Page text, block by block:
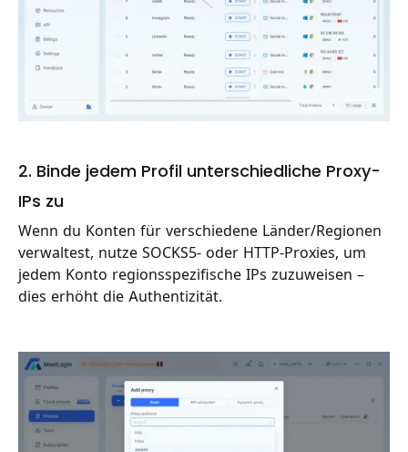
2. Binde jedem Profil unterschiedliche Proxy-
IPs zu
Wenn du Konten für verschiedene Länder/Regionen
verwaltest, nutze SOCKS5- oder HTTP-Proxies, um
jedem Konto regionsspezifische IPs zuzuweisen –
dies erhöht die Authentizität.